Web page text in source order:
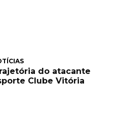
do atacante
Clube Vitória